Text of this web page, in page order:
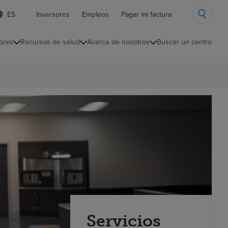
Inversores Empleos Pagar mi factura
Recursos de salud Acerca de nosotros Buscar un centro
Servicios